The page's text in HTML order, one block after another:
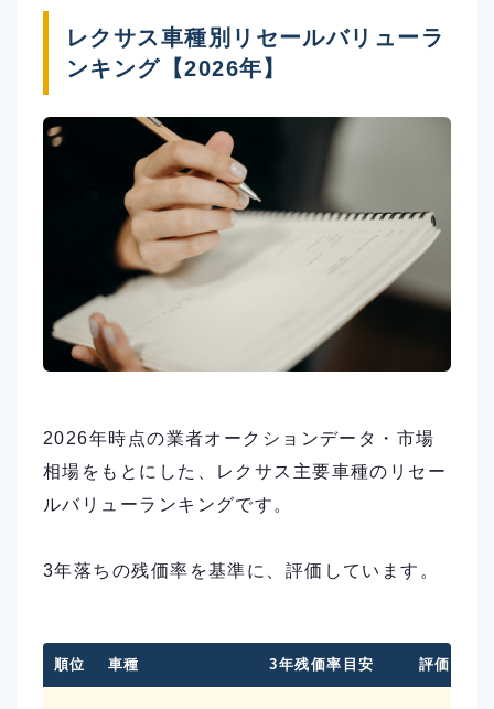
レクサス車種別リセールバリューラ
ンキング【2026年】
2026年時点の業者オークションデータ・市場
相場をもとにした、レクサス主要車種のリセー
ルバリューランキングです。
3年落ちの残価率を基準に、評価しています。
順位 車種 3年残価率目安 評価